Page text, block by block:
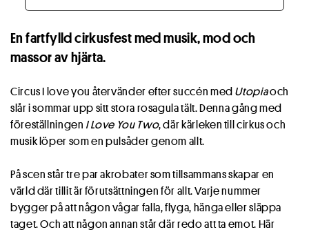
En fartfylld cirkusfest med musik, mod och
massor av hjärta.
Circus I love you återvänder efter succén medUtopiaoch
slår i sommar upp sitt stora rosagula tält. Denna gång med
föreställningen I Love You Two, där kärleken till cirkus och
musik löper som en pulsåder genom allt.
På scen står tre par akrobater som tillsammans skapar en
värld där tillit är förutsättningen för allt. Varje nummer
bygger på att någon vågar falla, flyga, hänga eller släppa
taget. Och att någon annan står där redo att ta emot. Här